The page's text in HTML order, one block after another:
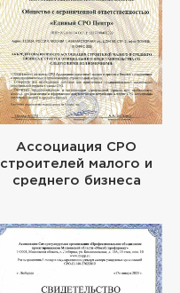
Ассоциация СРО
строителей малого и
среднего бизнеса